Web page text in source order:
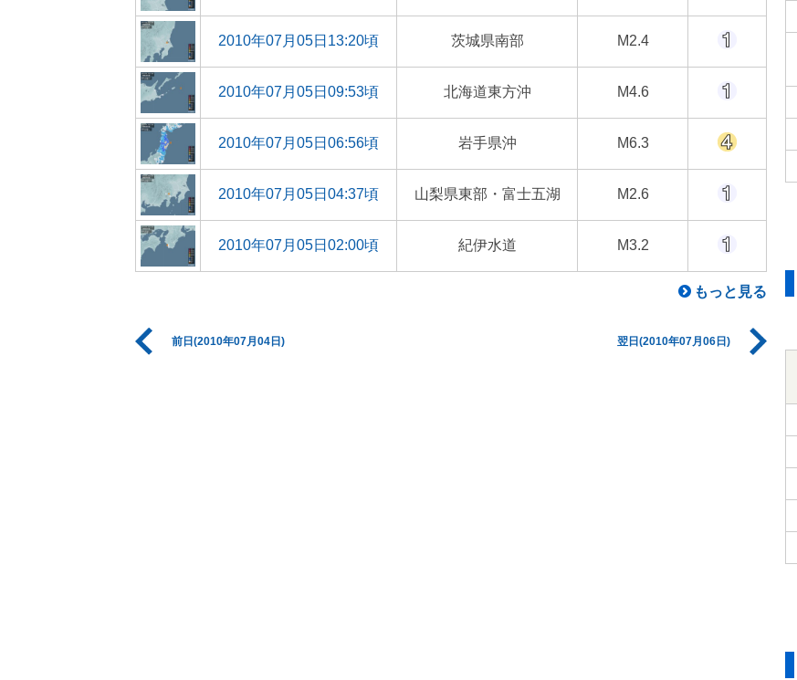
2010年07月05日13:20頃 茨城県南部 M2.4
2010年07月05日09:53頃 北海道東方沖 M4.6
2010年07月05日06:56頃 岩手県沖 M6.3
2010年07月05日04:37頃 山梨県東部・富士五湖 M2.6
2010年07月05日02:00頃 紀伊水道 M3.2
もっと見る
前日(2010年07月04日) 翌日(2010年07月06日)